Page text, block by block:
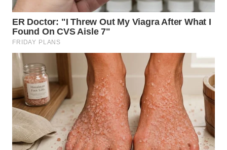
KEPULAUAN
WN
TANGERANG
WN
BINJAI
WN
CIREBON